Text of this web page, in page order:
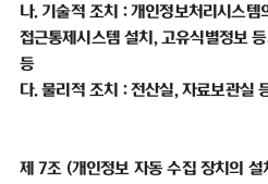
나. 기술적 조치 :개인정보처리시스템
접근통제시스템 설치 , 고유식별정보
등
다.물리적 조치 :전산실, 자료보관실
제 7조 (개인정보 자동 수집 장치의